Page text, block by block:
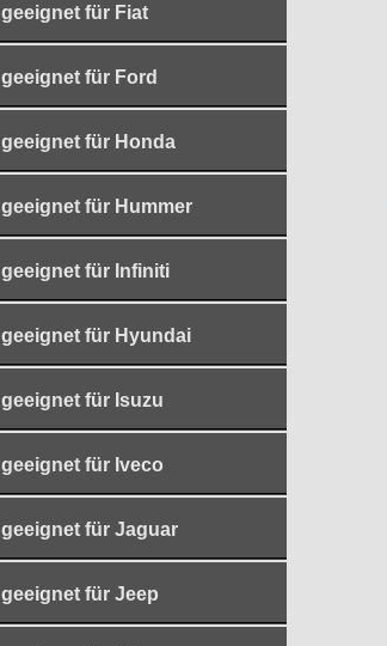
geeignet für Fiat
geeignet für Ford
geeignet für Honda
geeignet für Hummer
geeignet für Infiniti
geeignet für Hyundai
geeignet für Isuzu
geeignet für Iveco
geeignet für Jaguar
geeignet für Jeep